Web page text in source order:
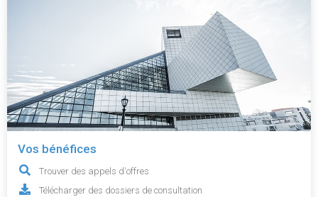
Vos bénéfices
Trouver des appels d'offres
Télécharger des dossiers de consultation